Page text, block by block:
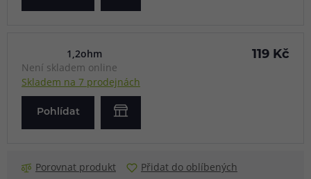
1,2ohm
Není skladem online
Skladem na 7 prodejnách
119 Kč
Pohlídat
Porovnat produkt
Přidat do oblíbených